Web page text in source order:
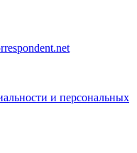
и персональных